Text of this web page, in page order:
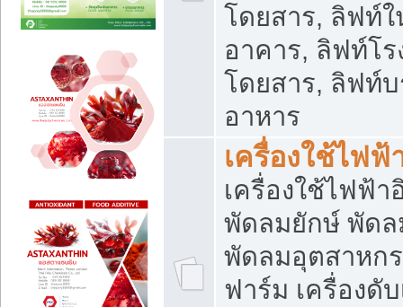
โดยสาร, ลิฟท์
อาคาร, ลิฟท์โ
โดยสาร, ลิฟท์
อาหาร
เครื่องใช้ไฟฟ้
เครื่องใช้ไฟฟ้า
พัดลมยักษ์ พัด
พัดลมอุตสาหก
ฟาร์ม เครื่องดั